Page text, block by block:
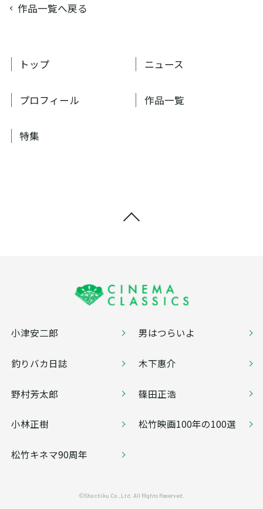
作品一覧へ戻る
トップ ニュース
プロフィール 作品一覧
特集
小津安二郎 男はつらいよ
釣りバカ日誌 木下惠介
野村芳太郎 篠田正浩
小林正樹 松竹映画100年の100選
松竹キネマ90周年
©Shochiku Co.,Ltd. All Rights Reserved.